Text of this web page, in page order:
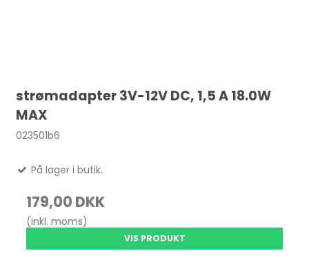
strømadapter 3V-12V DC, 1,5 A 18.0W
MAX
023501b6
På lager i butik.
179,00 DKK
(inkl. moms)
VIS PRODUKT